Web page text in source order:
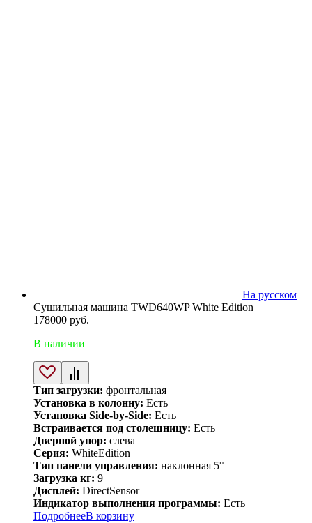
На русском
Сушильная машина TWD640WP White Edition
178000 руб.
В наличии
Тип загрузки: фронтальная
Установка в колонну: Есть
Установка Side-by-Side: Есть
Встраивается под столешницу: Есть
Дверной упор: слева
Серия: WhiteEdition
Тип панели управления: наклонная 5°
Загрузка кг: 9
Дисплей: DirectSensor
Индикатор выполнения программы: Есть
ПодробнееВ корзину